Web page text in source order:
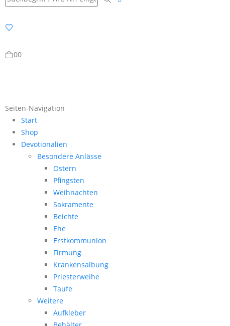
00
Seiten-Navigation
Start
Shop
Devotionalien
Besondere Anlässe
Ostern
Pfingsten
Weihnachten
Sakramente
Beichte
Ehe
Erstkommunion
Firmung
Krankensalbung
Priesterweihe
Taufe
Weitere
Aufkleber